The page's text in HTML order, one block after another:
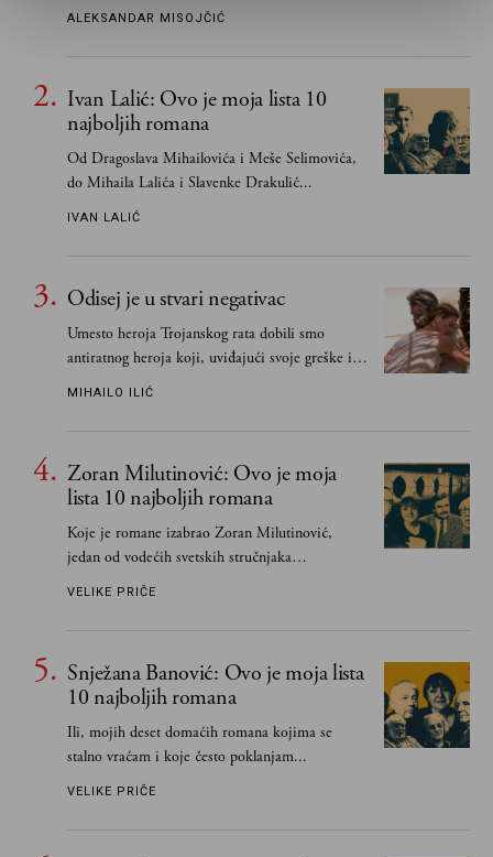
tek retki mogu da podnesu slobodu
ALEKSANDAR MISOJČIĆ
Ivan Lalić: Ovo je moja lista 10
najboljih romana
Od Dragoslava Mihailovića i Meše Selimovića,
do Mihaila Lalića i Slavenke Drakulić...
IVAN LALIĆ
Odisej je u stvari negativac
Umesto heroja Trojanskog rata dobili smo
antiratnog heroja koji, uviđajući svoje greške i
učeći na njima, shvata da postoje stvari koje su
MIHAILO ILIĆ
Zoran Milutinović: Ovo je moja
lista 10 najboljih romana
Koje je romane izabrao Zoran Milutinović,
jedan od vodećih svetskih stručnjaka
južnoslovenske književnosti
VELIKE PRIČE
Snježana Banović: Ovo je moja lista
10 najboljih romana
Ili, mojih deset domaćih romana kojima se
stalno vraćam i koje često poklanjam...
VELIKE PRIČE